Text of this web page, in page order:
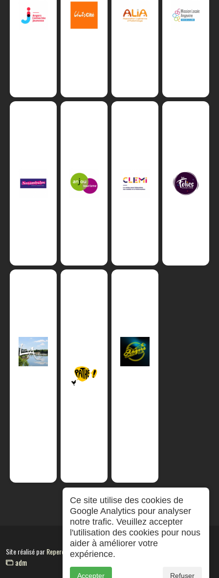
Site réalisé parRepereCom
adm
Ce site utilise des cookies de
Google Analytics pour analyser
notre trafic. Veuillez accepter
l'utilisation des cookies pour nous
aider à améliorer votre
expérience.
Accepter Refuser